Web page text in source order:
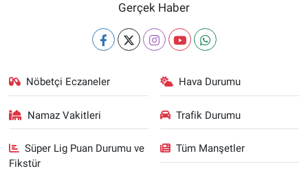
Gerçek Haber
Nöbetçi Eczaneler Hava Durumu
Namaz Vakitleri Trafik Durumu
Süper Lig Puan Durumu ve
Fikstür
Tüm Manşetler